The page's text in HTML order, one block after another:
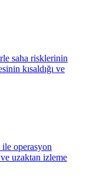
saha risklerinin
kısaldığı ve
operasyon
uzaktan izleme